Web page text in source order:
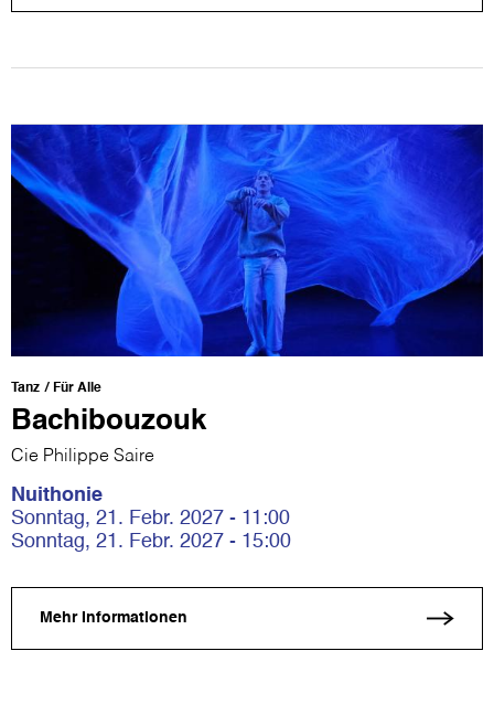
Tanz Für Alle
Bachibouzouk
Cie Philippe Saire
Nuithonie
Sonntag, 21. Febr. 2027 - 11:00
Sonntag, 21. Febr. 2027 - 15:00
Mehr Informationen